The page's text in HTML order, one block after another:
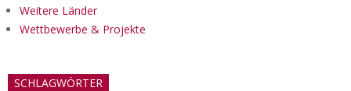
Weitere Länder
Wettbewerbe & Projekte
SCHLAGWÖRTER